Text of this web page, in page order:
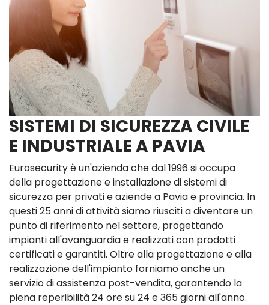
SISTEMI DI SICUREZZA CIVILE
E INDUSTRIALE A PAVIA
Eurosecurity è un'azienda che dal 1996 si occupa
della progettazione e installazione di sistemi di
sicurezza per privati e aziende a Pavia e provincia. In
questi 25 anni di attività siamo riusciti a diventare un
punto di riferimento nel settore, progettando
impianti all'avanguardia e realizzati con prodotti
certificati e garantiti. Oltre alla progettazione e alla
realizzazione dell'impianto forniamo anche un
servizio di assistenza post-vendita, garantendo la
piena reperibilità 24 ore su 24 e 365 giorni all'anno.